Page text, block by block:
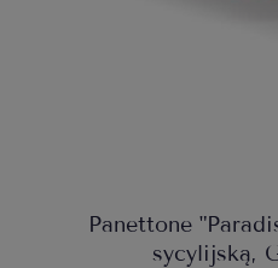
Panettone
sycylijską,